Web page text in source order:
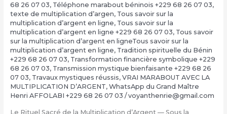
68 26 07 03, Téléphone marabout béninois +229 68 26 07 03,
texte de multiplication d’argen, Tous savoir sur la
multiplication d’argent en ligne, Tous savoir sur la
multiplication d’argent en ligne +229 68 26 07 03, Tous savoir
sur la multiplication d’argent en ligneTous savoir sur la
multiplication d’argent en ligne, Tradition spirituelle du Bénin
+229 68 26 07 03, Transformation financière symbolique +229
68 26 07 03, Transmission mystique bienfaisante +229 68 26
07 03, Travaux mystiques réussis, VRAI MARABOUT AVEC LA
MULTIPLICATION D’ARGENT, WhatsApp du Grand Maître
Henri AFFOLABI +229 68 26 07 03 /voyanthenrie@gmail.com
Le Rituel Sacré de la Multiplication d’Argent — Sous la